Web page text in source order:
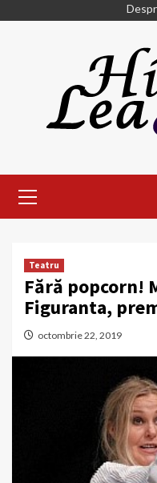
Menu
Teatru
Fără popcorn!
Figuranta,
octombrie 22, 2019